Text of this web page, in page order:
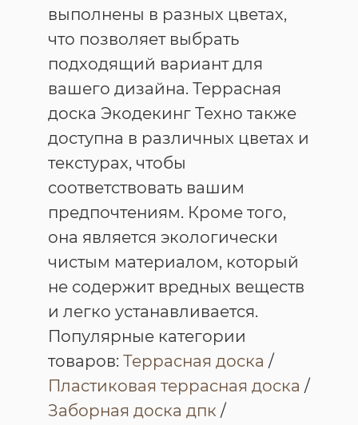
выполнены в разных цветах,
что позволяет выбрать
подходящий вариант для
вашего дизайна. Террасная
доска Экодекинг Техно также
доступна в различных цветах и
текстурах, чтобы
соответствовать вашим
предпочтениям. Кроме того,
она является экологически
чистым материалом, который
не содержит вредных веществ
и легко устанавливается.
Популярные категории
товаров: Террасная доска /
Пластиковая террасная доска /
Заборная доска дпк /